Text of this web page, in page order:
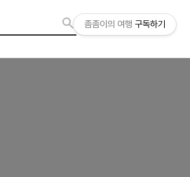
좀좀이의 여행 구독하기